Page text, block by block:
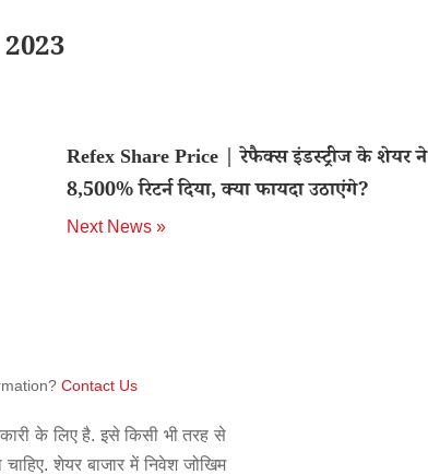
Refex Share Price | रेफैक्स इंडस्ट्रीज के शेयर ने
8,500% रिटर्न दिया, क्या फायदा उठाएंगे?
Next News »
Contact Us
के लिए है. इसे किसी भी तरह से
शेयर बाजार में निवेश जोखिम